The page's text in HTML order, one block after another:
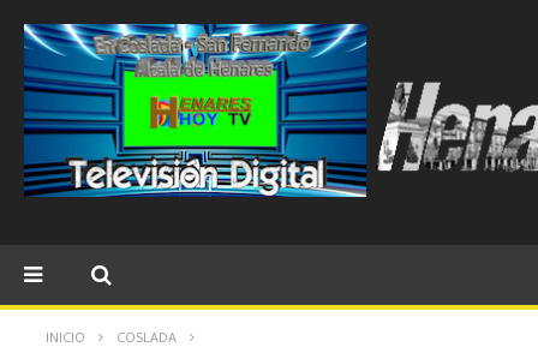
INICIO COSLADA